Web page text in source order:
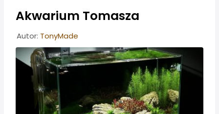
Akwarium Tomasza
Informacje o artykule
Autor: TonyMade